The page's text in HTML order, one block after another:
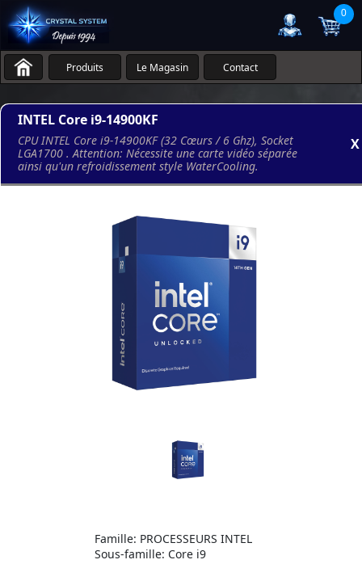
0
Produits Le Magasin Contact
INTEL Core i9-14900KF
CPU INTEL Core i9-14900KF (32 Cœurs / 6 Ghz), Socket
LGA1700 . Attention: Nécessite une carte vidéo séparée
ainsi qu'un refroidissement style WaterCooling.
X
Famille: PROCESSEURS INTEL
Sous-famille: Core i9